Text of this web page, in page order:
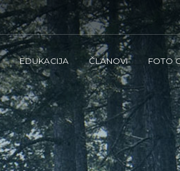
EDUKACIJA ČLANOVI FOTO